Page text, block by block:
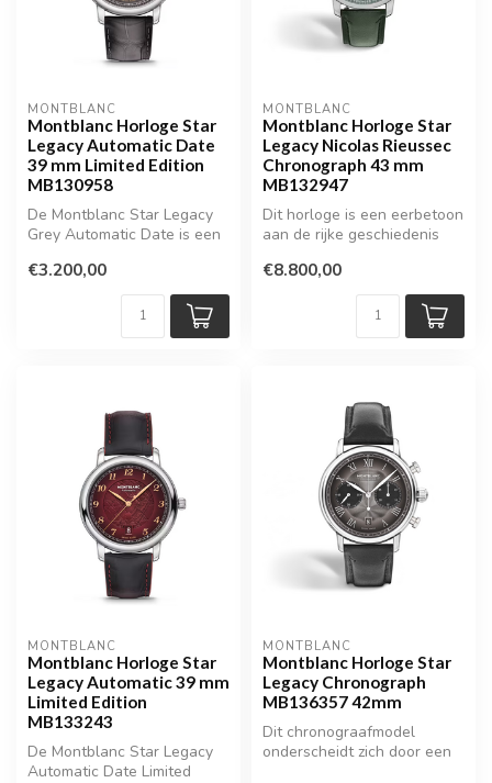
MONTBLANC
Montblanc Horloge Star
Legacy Automatic Date
39 mm Limited Edition
MB130958
De Montblanc Star Legacy
Grey Automatic Date is een
sle...
€3.200,00
MONTBLANC
Montblanc Horloge Star
Legacy Nicolas Rieussec
Chronograph 43 mm
MB132947
Dit horloge is een eerbetoon
aan de rijke geschiedenis
€8.800,00
MONTBLANC
Montblanc Horloge Star
Legacy Automatic 39 mm
Limited Edition
MB133243
De Montblanc Star Legacy
Automatic Date Limited
MONTBLANC
Montblanc Horloge Star
Legacy Chronograph
MB136357 42mm
Dit chronograafmodel
onderscheidt zich door een